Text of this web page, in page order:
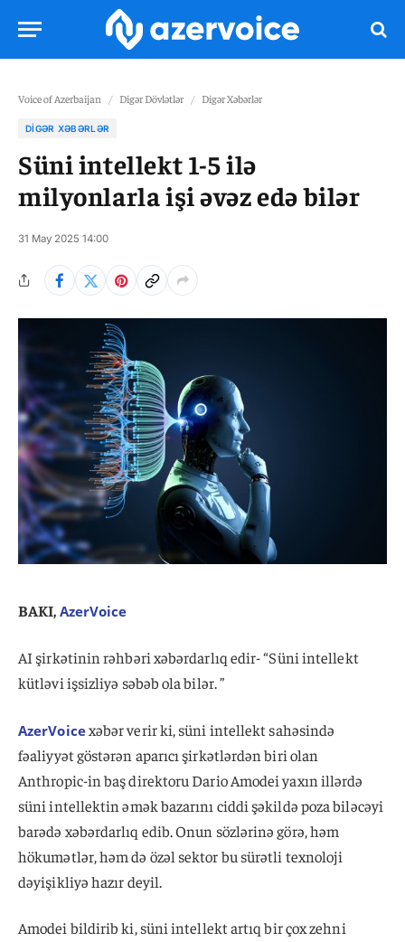
Voice of Azerbaijan / Digər Dövlətlər / Digər Xəbərlər
DIGƏR XƏBƏRLƏR
Süni intellekt 1-5 ilə
milyonlarla işi əvəz edə bilər
31 May 2025 14:00
BAKI, AzerVoice
AI şirkətinin rəhbəri xəbərdarlıq edir- “Süni intellekt
kütləvi işsizliyə səbəb ola bilər. ”
AzerVoicexəbər verir ki, süni intellekt sahəsində
fəaliyyət göstərən aparıcı şirkətlərdən biri olan
Anthropic-in baş direktoru Dario Amodei yaxın illərdə
süni intellektin əmək bazarını ciddi şəkildə poza biləcəyi
barədə xəbərdarlıq edib. Onun sözlərinə görə, həm
hökumətlər, həm də özəl sektor bu sürətli texnoloji
dəyişikliyə hazır deyil.
Amodei bildirib ki, süni intellekt artıq bir çox zehni